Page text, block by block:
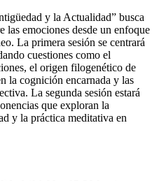
y la Actualidad” busca
las emociones desde un enfoque
La primera sesión se centrará
cuestiones como el
el origen filogenético de
la cognición encarnada y las
La segunda sesión estará
que exploran la
y la práctica meditativa en